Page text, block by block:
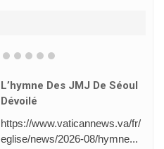
L’hymne Des JMJ De Séoul
Dévoilé
https://www.vaticannews.va/fr/
eglise/news/2026-08/hymne...